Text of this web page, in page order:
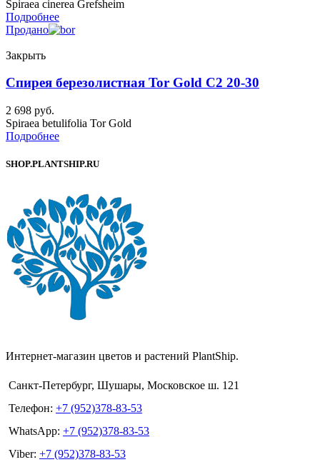
Spiraea cinerea Grefsheim
Подробнее
Продано
Закрыть
Спирея березолистная Tor Gold C2 20-30
2 698 руб.
Spiraea betulifolia Tor Gold
Подробнее
SHOP.PLANTSHIP.RU
Интернет-магазин цветов и растений PlantShip.
Санкт-Петербург, Шушары, Московское ш. 121
Телефон: +7 (952)378-83-53
WhatsApp: +7 (952)378-83-53
Viber: +7 (952)378-83-53